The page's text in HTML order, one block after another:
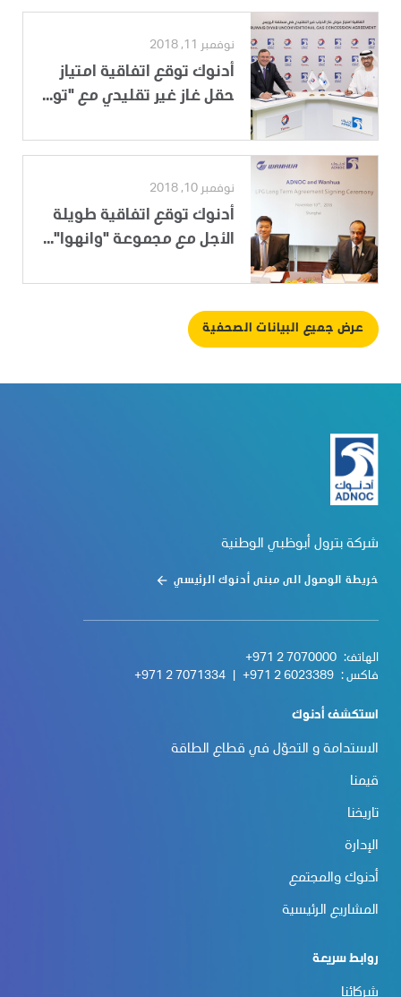
نوفمبر 11, 2018
أدنوك توقع اتفاقية امتياز
حقل غاز غير تقليدي مع "تو...
نوفمبر 10, 2018
أدنوك توقع اتفاقية طويلة
الأجل مع مجموعة "وانهوا"...
عرض جميع البيانات الصحفية
شركة بترول أبوظبي الوطنية
خريطة الوصول الى مبنى أدنوك الرئيسي
الهاتف: +971 2 7070000
فاكس : +971 2 6023389
+971 2 7071334
استكشف أدنوك
الاستدامة و التحوّل في قطاع الطاقة
قيمنا
تاريخنا
الإدارة
أدنوك والمجتمع
المشاريع الرئيسية
روابط سريعة
شركائنا